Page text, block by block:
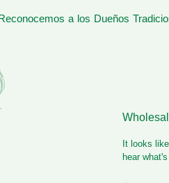
a los Dueños